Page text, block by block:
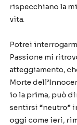
rispecchiano la
vita.
Potrei
Passione mi
atteggiamento,
Morte dell’
io la prima, può
sentirsi “neutro”
oggi come ieri,